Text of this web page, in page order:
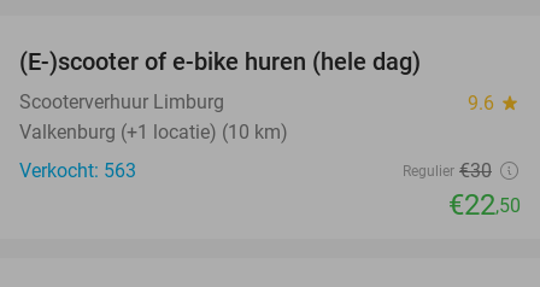
(E-)scooter of e-bike huren (hele dag)
Scooterverhuur Limburg 9.6 star
Valkenburg (+1 locatie) (10 km)
Verkocht: 563
Regulier €30
€22,50